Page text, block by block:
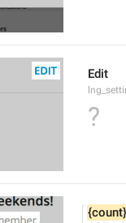
Edit
?
{count}